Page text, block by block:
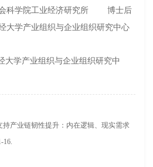
科学院工业经济研究所
博士后
大学产业组织与企业组织研究中心
大学产业组织与企业组织研究中
持产业链韧性提升：内在逻辑、现实需求
16.